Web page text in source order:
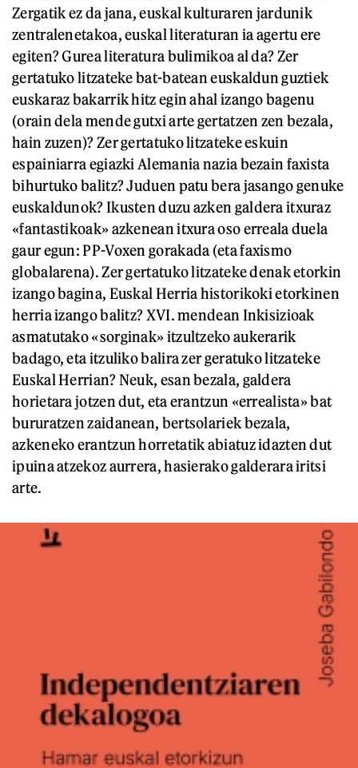
Zergatik ez da jana, euskal kulturaren jardunik
zentralenetakoa, euskal literaturan ia agertu ere
egiten? Gurea literatura bulimikoa al da? Zer
gertatuko litzateke bat-batean euskaldun guztiek
euskaraz bakarrik hitz egin ahal izango bagenu
(orain dela mende gutxi arte gertatzen zen bezala,
hain zuzen)? Zer gertatuko litzateke eskuin
espainiarra egiazki Alemania nazia bezain faxista
bihurtuko balitz? Juduen patu bera jasango genuke
euskaldunok? Ikusten duzu azken galdera itxuraz
«fantastikoak» azkenean itxura oso erreala duela
gaur egun: PP-Voxen gorakada (eta faxismo
globalarena). Zer gertatuko litzateke denak etorkin
izango bagina, Euskal Herria historikoki etorkinen
herria izango balitz? XVI. mendean Inkisizioak
asmatutako «sorginak» itzultzeko aukerarik
badago, eta itzuliko balira zer geratuko litzateke
Euskal Herrian? Neuk, esan bezala, galdera
horietara jotzen dut, eta erantzun «errealista» bat
bururatzen zaidanean, bertsolariek bezala,
azkeneko erantzun horretatik abiatuz idazten dut
ipuina atzekoz aurrera, hasierako galderara iritsi
arte.